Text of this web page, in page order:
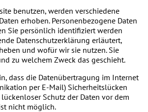
benutzen, werden verschiedene
erhoben. Personenbezogene Daten
Sie persönlich identifiziert werden
Datenschutzerklärung erläutert,
und wofür wir sie nutzen. Sie
zu welchem Zweck das geschieht.
dass die Datenübertragung im Internet
per E-Mail) Sicherheitslücken
Schutz der Daten vor dem
nicht möglich.